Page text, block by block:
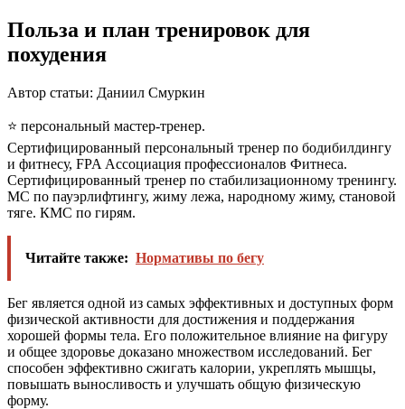
Польза и план тренировок для
похудения
Автор статьи: Даниил Смуркин
⭐️ персональный мастер-тренер.
Сертифицированный персональный тренер по бодибилдингу
и фитнесу, FPA Ассоциация профессионалов Фитнеса.
Сертифицированный тренер по стабилизационному тренингу.
МС по пауэрлифтингу, жиму лежа, народному жиму, становой
тяге. КМС по гирям.
Читайте также: Нормативы по бегу
Бег является одной из самых эффективных и доступных форм
физической активности для достижения и поддержания
хорошей формы тела. Его положительное влияние на фигуру
и общее здоровье доказано множеством исследований. Бег
способен эффективно сжигать калории, укреплять мышцы,
повышать выносливость и улучшать общую физическую
форму.